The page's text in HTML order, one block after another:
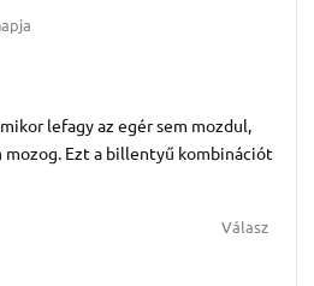
lefagy az egér sem mozdul,
mozog. Ezt a billentyű kombinációt
Válasz